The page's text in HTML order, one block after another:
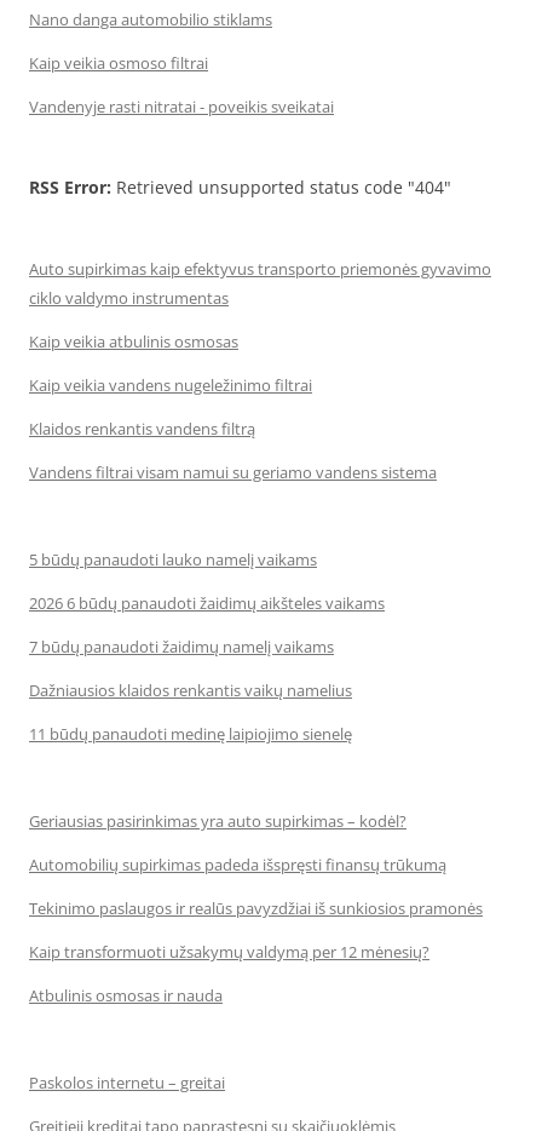
Nano danga automobilio stiklams
Kaip veikia osmoso filtrai
Vandenyje rasti nitratai - poveikis sveikatai
RSS Error: Retrieved unsupported status code "404"
Auto supirkimas kaip efektyvus transporto priemonės gyvavimo
ciklo valdymo instrumentas
Kaip veikia atbulinis osmosas
Kaip veikia vandens nugeležinimo filtrai
Klaidos renkantis vandens filtrą
Vandens filtrai visam namui su geriamo vandens sistema
5 būdų panaudoti lauko namelį vaikams
2026 6 būdų panaudoti žaidimų aikšteles vaikams
7 būdų panaudoti žaidimų namelį vaikams
Dažniausios klaidos renkantis vaikų namelius
11 būdų panaudoti medinę laipiojimo sienelę
Geriausias pasirinkimas yra auto supirkimas – kodėl?
Automobilių supirkimas padeda išspręsti finansų trūkumą
Tekinimo paslaugos ir realūs pavyzdžiai iš sunkiosios pramonės
Kaip transformuoti užsakymų valdymą per 12 mėnesių?
Atbulinis osmosas ir nauda
Paskolos internetu – greitai
Greitieji kreditai tapo paprastesni su skaičiuoklėmis